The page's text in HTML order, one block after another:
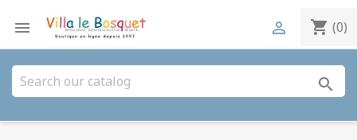
 shopping_cart (0)

search